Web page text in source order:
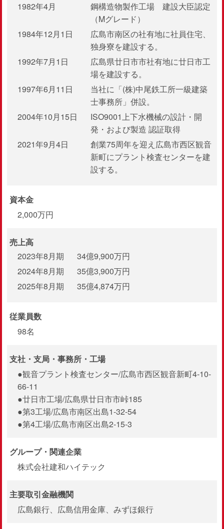
1982年4月
鋼構造物製作工場 建設大臣認定
（Mグレード）
1984年12月1日
広島市南区の社有地に社員住宅、
独身寮を建設する。
1992年7月1日
広島県廿日市市社有地に廿日市工
場を建設する。
1997年6月11日
当社に「(株)中尾鉄工所一級建築
士事務所」併設。
2004年10月15日
ISO9001上下水機械の設計・開
発・および製造 認証取得
2021年9月4日
創業75周年を迎え広島市西区観音
新町にプラント検査センターを建
設する。
資本金
2,000万円
売上高
2023年8月期
34億9,900万円
2024年8月期
35億3,900万円
2025年8月期
35億4,874万円
従業員数
98名
支社・支局・ 事務所・工場
●観音プラント検査センター/広島市西区観音新町4-10-
66-11
●廿日市工場/広島県廿日市市峠185
●第3工場/広島市南区出島1-32-54
●第4工場/広島市南区出島2-15-3
グループ・関連企業
株式会社建和ハイテック
主要取引金融機関
広島銀行、広島信用金庫、みずほ銀行